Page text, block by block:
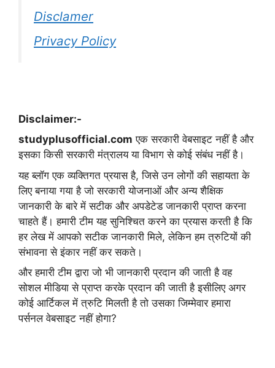
Disclamer
Privacy Policy
Disclaimer:-
studyplusofficial.com एक सरकारी वेबसाइट नहीं है और
इसका किसी सरकारी मंत्रालय या विभाग से कोई संबंध नहीं है।
यह ब्लॉग एक व्यक्तिगत प्रयास है, जिसे उन लोगों की सहायता के
लिए बनाया गया है जो सरकारी योजनाओं और अन्य शैक्षिक
जानकारी के बारे में सटीक और अपडेटेड जानकारी प्राप्त करना
चाहते हैं। हमारी टीम यह सुनिश्चित करने का प्रयास करती है कि
हर लेख में आपको सटीक जानकारी मिले, लेकिन हम त्रुटियों की
संभावना से इंकार नहीं कर सकते।
और हमारी टीम द्वारा जो भी जानकारी प्रदान की जाती है वह
सोशल मीडिया से प्राप्त करके प्रदान की जाती है इसीलिए अगर
कोई आर्टिकल में त्रुटि मिलती है तो उसका जिम्मेवार हमारा
पर्सनल वेबसाइट नहीं होगा?